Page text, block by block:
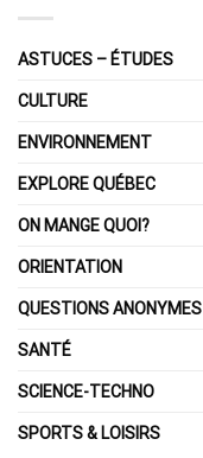
ASTUCES – ÉTUDES
CULTURE
ENVIRONNEMENT
EXPLORE QUÉBEC
ON MANGE QUOI?
ORIENTATION
QUESTIONS ANONYMES
SANTÉ
SCIENCE-TECHNO
SPORTS & LOISIRS